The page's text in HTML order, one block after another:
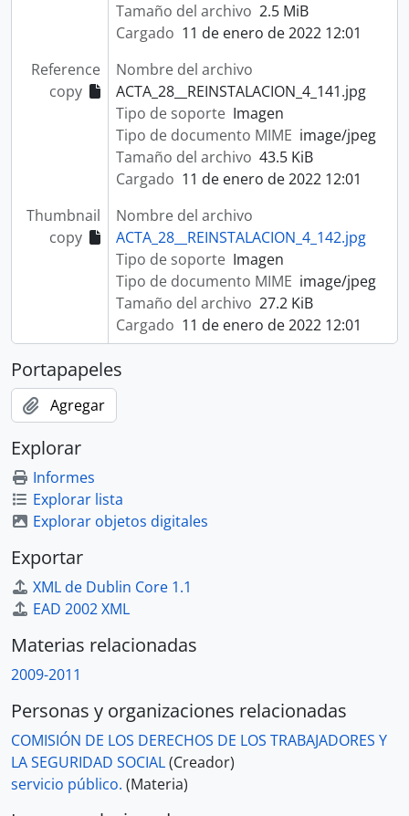
Tamaño del archivo 2.5 MiB
Cargado 11 de enero de 2022 12:01
Reference
copy
Nombre del archivo
ACTA_28__REINSTALACION_4_141.jpg
Tipo de soporte Imagen
Tipo de documento MIME image/jpeg
Tamaño del archivo 43.5 KiB
Cargado 11 de enero de 2022 12:01
Thumbnail
copy
Nombre del archivo
ACTA_28__REINSTALACION_4_142.jpg
Tipo de soporte Imagen
Tipo de documento MIME image/jpeg
Tamaño del archivo 27.2 KiB
Cargado 11 de enero de 2022 12:01
Portapapeles
Agregar
Explorar
Informes
Explorar lista
Explorar objetos digitales
Exportar
XML de Dublin Core 1.1
EAD 2002 XML
Materias relacionadas
2009-2011
Personas y organizaciones relacionadas
COMISIÓN DE LOS DERECHOS DE LOS TRABAJADORES Y
LA SEGURIDAD SOCIAL(Creador)
servicio público. (Materia)